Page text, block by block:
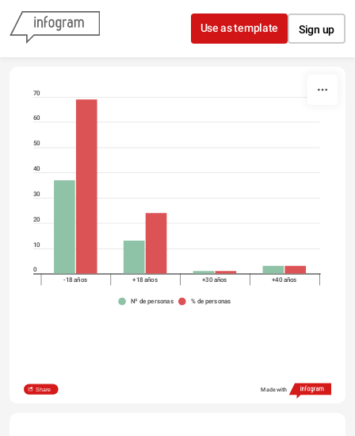
Skip to content
Use as template Sign up
70
60
50
40
30
20
10
0
-18 años +18 años +30 años +40 años
Nº de personas % de personas
Share Made with